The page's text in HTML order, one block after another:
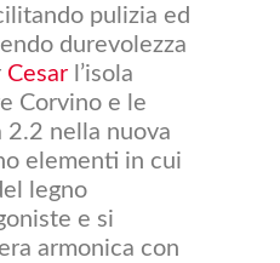
pulizia ed
durevolezza
Cesar l’isola
Corvino e le
2.2 nella nuova
elementi in cui
legno
e si
armonica con